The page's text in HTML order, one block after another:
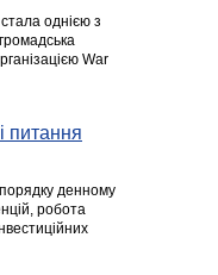
однією з
War
питання
денному
робота